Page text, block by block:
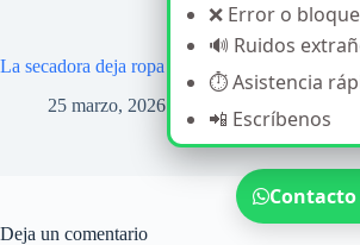
La secadora deja ropa húmeda: Causas y
25 marzo, 2026
Deja un comentario
❌ Error o
🔊 Ruidos
⏱️ Asistencia
📲 Escríbenos